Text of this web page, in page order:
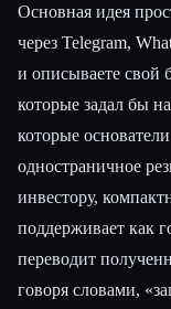
Основная идея
через Telegram,
и описываете свой
которые задал бы
которые
одностраничное
инвестору,
поддерживает как
переводит
говоря словами,